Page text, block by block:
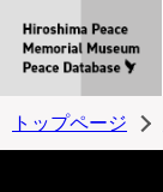
トップページ